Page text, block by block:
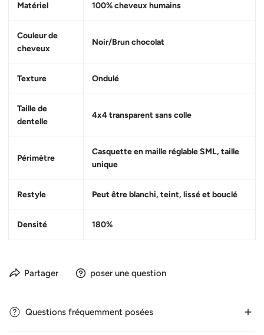
Matériel 100% cheveux humains
Couleur de
cheveux
Noir/Brun chocolat
Texture Ondulé
Taille de
dentelle
4x4 transparent sans colle
Périmètre
Casquette en maille réglable SML, taille
unique
Restyle Peut être blanchi, teint, lissé et bouclé
Densité 180%
Partager poser une question
Questions fréquemment posées